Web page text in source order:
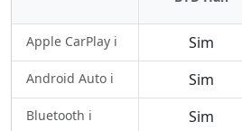
Apple CarPlay ℹ️
Sim
Android Auto ℹ️ Sim
Bluetooth ℹ️ Sim